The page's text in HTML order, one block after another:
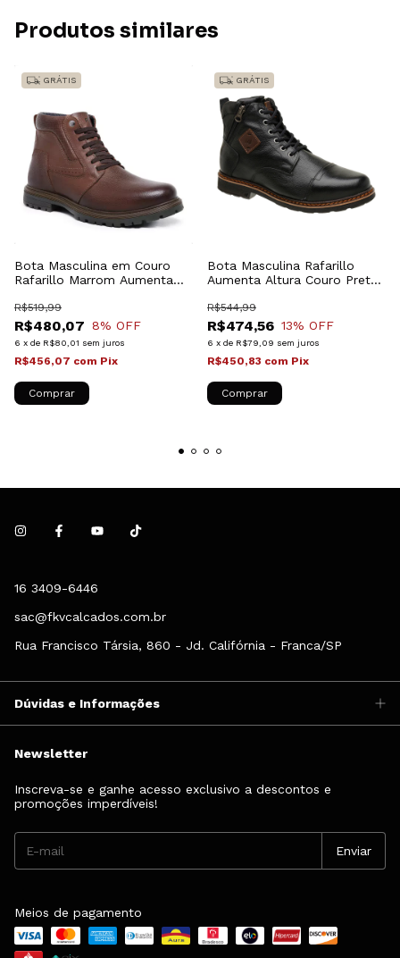
Produtos similares
GRÁTIS
Bota Masculina em Couro
Rafarillo Marrom Aumenta
R$480,07
R$519,99
8% OFF
6 x de R$80,01 sem juros
R$456,07 com Pix
Comprar
GRÁTIS
Bota Masculina Rafarillo
Aumenta Altura Couro Preto
R$474,56
R$544,99
13% OFF
6 x de R$79,09 sem juros
R$450,83 com Pix
Comprar
16 3409-6446
sac@fkvcalcados.com.br
Rua Francisco Társia, 860 - Jd. Califórnia - Franca/SP
Dúvidas e Informações
Newsletter
Inscreva-se e ganhe acesso exclusivo a descontos e
promoções imperdíveis!
Meios de pagamento